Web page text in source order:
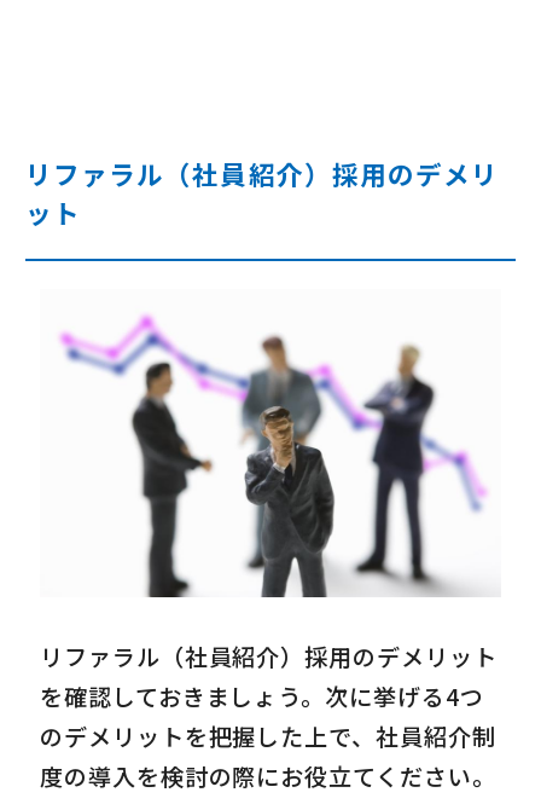
リファラル（社員紹介）採用のデメリ
ット
リファラル（社員紹介）採用のデメリット
を確認しておきましょう。次に挙げる4つ
のデメリットを把握した上で、社員紹介制
度の導入を検討の際にお役立てください。